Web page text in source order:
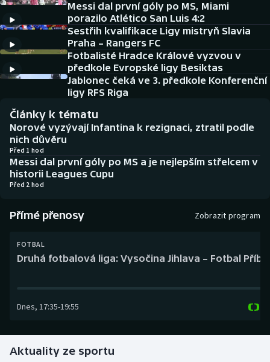
Cyklistika
DALŠÍ SPORTY
Americký fotbal
Baseball a softbal
Basketbal
Biatlon
Boby a skeleton
Box
Golf
NEPŘEHLÉDNĚTE
Historické návraty
Aplikace ČT sport
AZ kvíz
Messi dal první góly po MS, Miami
porazilo Atlético San Luis 4:2
Sestřih kvalifikace Ligy mistryň Slavia
Praha – Rangers FC
Fotbalisté Hradce Králové vyzvou v
předkole Evropské ligy Besiktas
Jablonec čeká ve 3. předkole Konferenční
ligy RFS Riga
Články k tématu
Norové vyzývají Infantina k rezignaci, ztratil podle
nich důvěru
Před 1 hod
Messi dal první góly po MS a je nejlepším střelcem v
historii Leagues Cupu
Před 2 hod
Přímé přenosy Zobrazit program
FOTBAL
Druhá fotbalová liga: Vysočina Jihlava – Fotbal
Dnes, 17:35-19:55
Aktuality ze sportu